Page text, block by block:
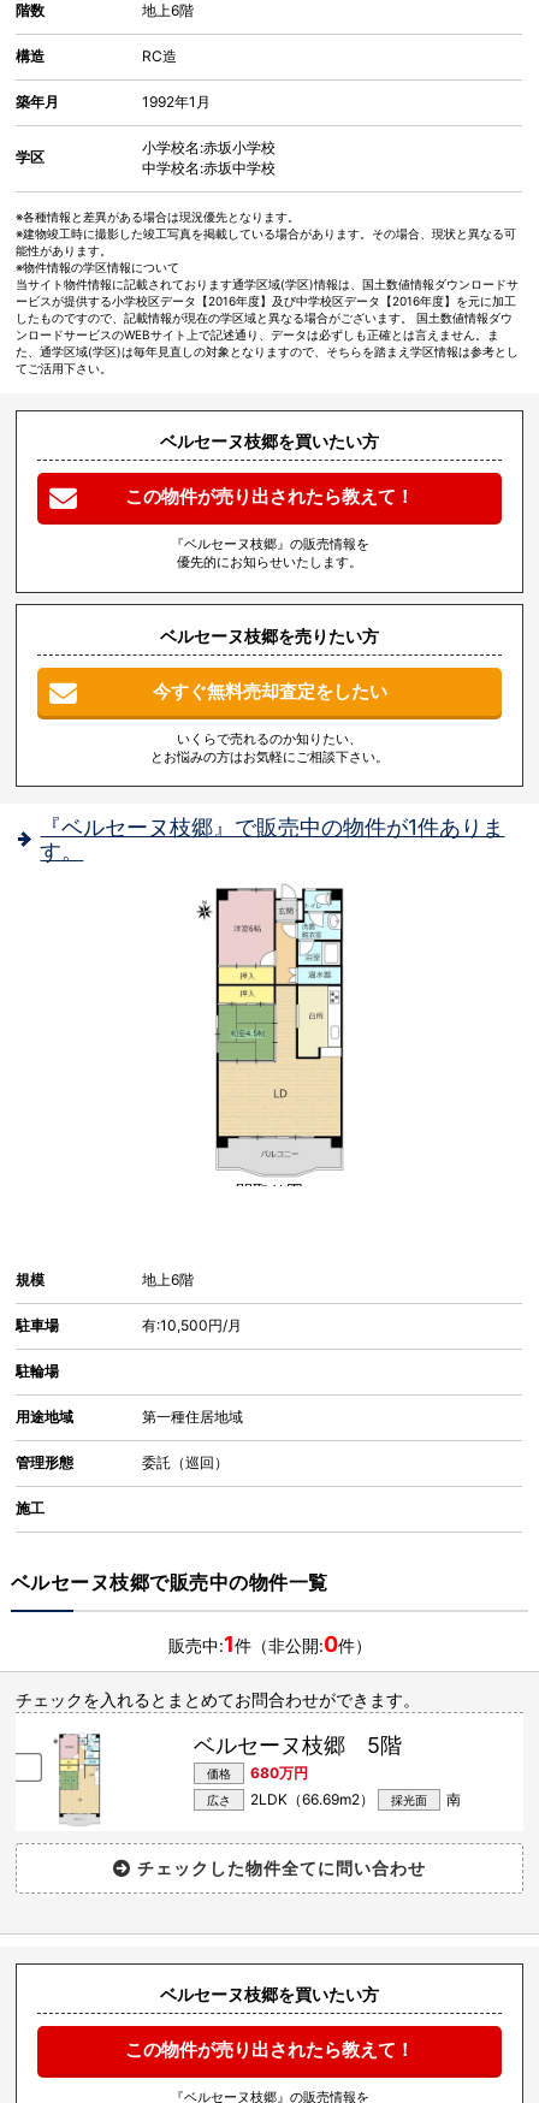
階数 地上6階
構造 RC造
築年月 1992年1月
学区
小学校名:赤坂小学校
中学校名:赤坂中学校
※各種情報と差異がある場合は現況優先となります。
※建物竣工時に撮影した竣工写真を掲載している場合があります。その場合、現状と異なる可
能性があります。
※物件情報の学区情報について
当サイト物件情報に記載されております通学区域(学区)情報は、国土数値情報ダウンロードサ
ービスが提供する小学校区データ【2016年度】及び中学校区データ【2016年度】を元に加工
したものですので、記載情報が現在の学区域と異なる場合がございます。 国土数値情報ダウ
ンロードサービスのWEBサイト上で記述通り、データは必ずしも正確とは言えません。ま
た、通学区域(学区)は毎年見直しの対象となりますので、そちらを踏まえ学区情報は参考とし
てご活用下さい。
ベルセーヌ枝郷を買いたい方
この物件が売り出されたら教えて！
『ベルセーヌ枝郷』の販売情報を
優先的にお知らせいたします。
ベルセーヌ枝郷を売りたい方
今すぐ無料売却査定をしたい
いくらで売れるのか知りたい、
とお悩みの方はお気軽にご相談下さい。
『ベルセーヌ枝郷』で販売中の物件が1件ありま
す。
間取り図
規模 地上6階
駐車場 有:10,500円/月
駐輪場
用途地域 第一種住居地域
管理形態 委託（巡回）
施工
ベルセーヌ枝郷で販売中の物件一覧
販売中:1件（非公開:0件）
チェックを入れるとまとめてお問合わせができます。
ベルセーヌ枝郷 5階
価格 680万円
広さ 2LDK（66.69m2） 採光面 南
ベルセーヌ枝郷を買いたい方
この物件が売り出されたら教えて！
『ベルセーヌ枝郷』の販売情報を